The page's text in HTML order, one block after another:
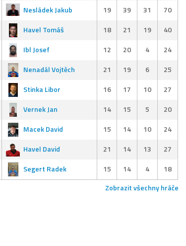
Nesládek Jakub 19 39 31
70
Havel Tomáš 18 21 19
40
Ibl Josef 12 20 4
24
Nenadál Vojtěch 21 19 6
25
Stinka Libor 16 17 10
27
Vernek Jan 14 15 5
20
Macek David 15 14 10
24
Havel David 21 14 13
27
Segert Radek 15 14 4
18
Zobrazit všechny hráče